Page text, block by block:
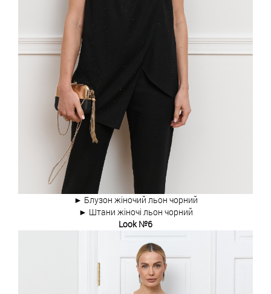
► Блузон жіночий льон чорний
► Штани жіночі льон чорний
Look №6